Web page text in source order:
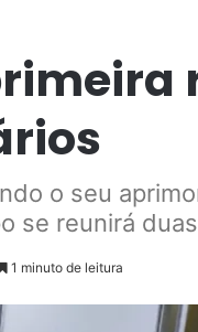
o seu
se reunirá
1 minuto de leitura